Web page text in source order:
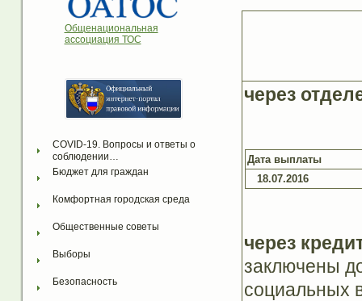
Общенациональная
ассоциация ТОС
COVID-19. Вопросы и ответы о
соблюдении…
Бюджет для граждан
Комфортная городская среда
Общественные советы
Выборы
Безопасность
через
Дата выплаты
18.07.2016
через
заключены
социальных